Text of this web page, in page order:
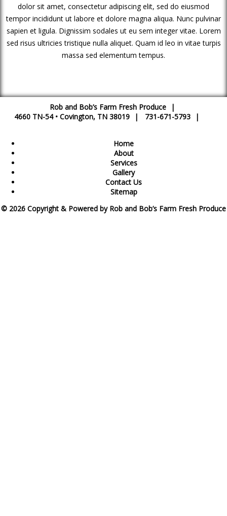
dolor sit amet, consectetur adipiscing elit, sed do eiusmod
tempor incididunt ut labore et dolore magna aliqua. Nunc pulvinar
sapien et ligula. Dignissim sodales ut eu sem integer vitae. Lorem
sed risus ultricies tristique nulla aliquet. Quam id leo in vitae turpis
massa sed elementum tempus.
Rob and Bob’s Farm Fresh Produce
|
4660 TN-54•Covington, TN 38019 | 731-671-5793 |
Home
About
Services
Gallery
Contact Us
Sitemap
© 2026 Copyright & Powered by Rob and Bob’s Farm Fresh Produce